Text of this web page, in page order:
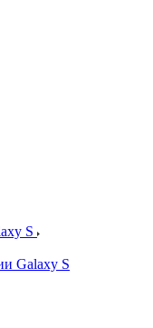
S
Galaxy S